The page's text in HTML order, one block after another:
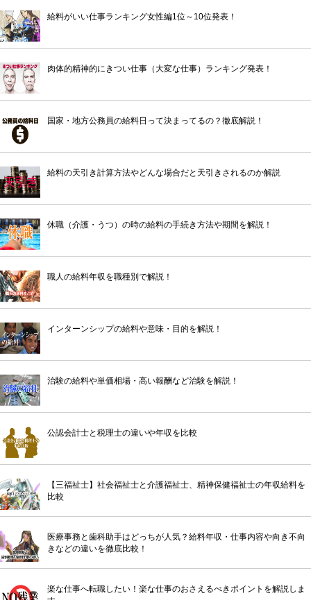
給料がいい仕事ランキング女性編1位～10位発表！
肉体的精神的にきつい仕事（大変な仕事）ランキング発表！
国家・地方公務員の給料日って決まってるの？徹底解説！
給料の天引き計算方法やどんな場合だと天引きされるのか解説
休職（介護・うつ）の時の給料の手続き方法や期間を解説！
職人の給料年収を職種別で解説！
インターンシップの給料や意味・目的を解説！
治験の給料や単価相場・高い報酬など治験を解説！
公認会計士と税理士の違いや年収を比較
【三福祉士】社会福祉士と介護福祉士、精神保健福祉士の年収給料を
比較
医療事務と歯科助手はどっちが人気？給料年収・仕事内容や向き不向
きなどの違いを徹底比較！
楽な仕事へ転職したい！楽な仕事のおさえるべきポイントを解説しま